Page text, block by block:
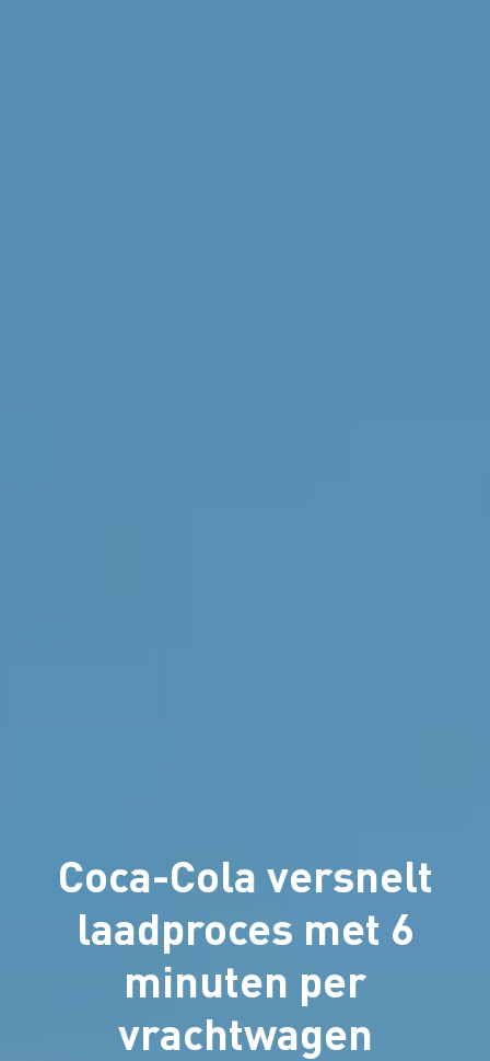
Coca-Cola versnelt
laadproces met 6
minuten per
vrachtwagen